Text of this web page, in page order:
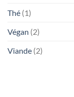
Thé (1)
Végan (2)
Viande (2)